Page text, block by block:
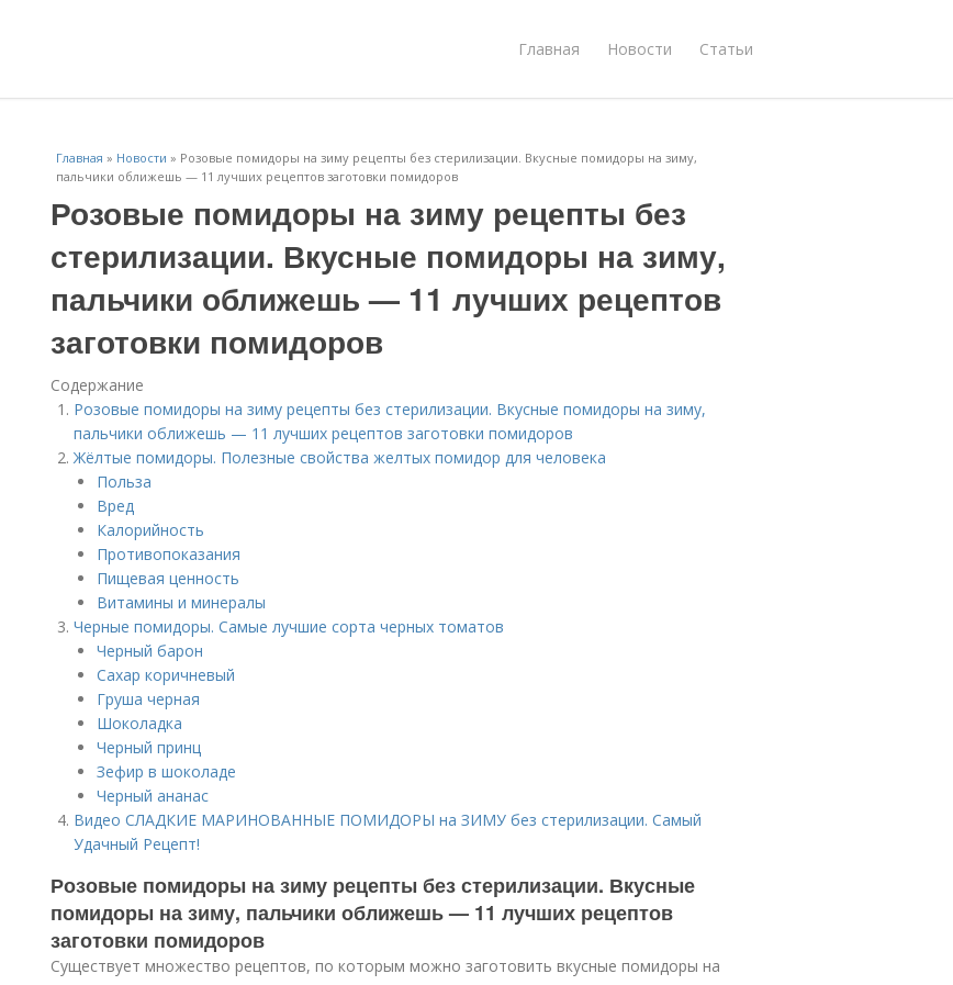
Главная Новости Статьи
Главная » Новости » Розовые помидоры на зиму рецепты без стерилизации. Вкусные помидоры на зиму,
пальчики оближешь — 11 лучших рецептов заготовки помидоров
Розовые помидоры на зиму рецепты без
стерилизации. Вкусные помидоры на зиму,
пальчики оближешь — 11 лучших рецептов
заготовки помидоров
Содержание
Розовые помидоры на зиму рецепты без стерилизации. Вкусные помидоры на зиму,
пальчики оближешь — 11 лучших рецептов заготовки помидоров
Жёлтые помидоры. Полезные свойства желтых помидор для человека
Польза
Вред
Калорийность
Противопоказания
Пищевая ценность
Витамины и минералы
Черные помидоры. Самые лучшие сорта черных томатов
Черный барон
Сахар коричневый
Груша черная
Шоколадка
Черный принц
Зефир в шоколаде
Черный ананас
Видео СЛАДКИЕ МАРИНОВАННЫЕ ПОМИДОРЫ на ЗИМУ без стерилизации. Самый
Удачный Рецепт!
Розовые помидоры на зиму рецепты без стерилизации. Вкусные
помидоры на зиму, пальчики оближешь — 11 лучших рецептов
заготовки помидоров
Существует множество рецептов, по которым можно заготовить вкусные помидоры на